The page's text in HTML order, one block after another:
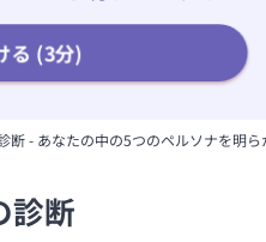
る (3分)
断 - あなたの中の5つのペルソナを明ら
診断